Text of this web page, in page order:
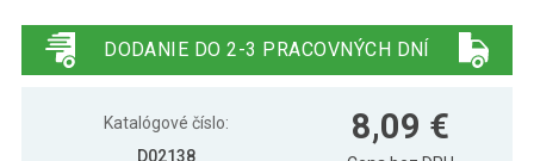
studená biela
DODANIE DO 2-3 PRACOVNÝCH DNÍ
Katalógové číslo:
D02138
8,09 €